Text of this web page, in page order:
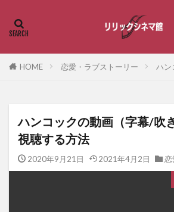
HOME 恋愛・ラブストーリー ハン
ハンコックの動画（字幕/吹
視聴する方法
2020年9月21日 2021年4月2日 恋